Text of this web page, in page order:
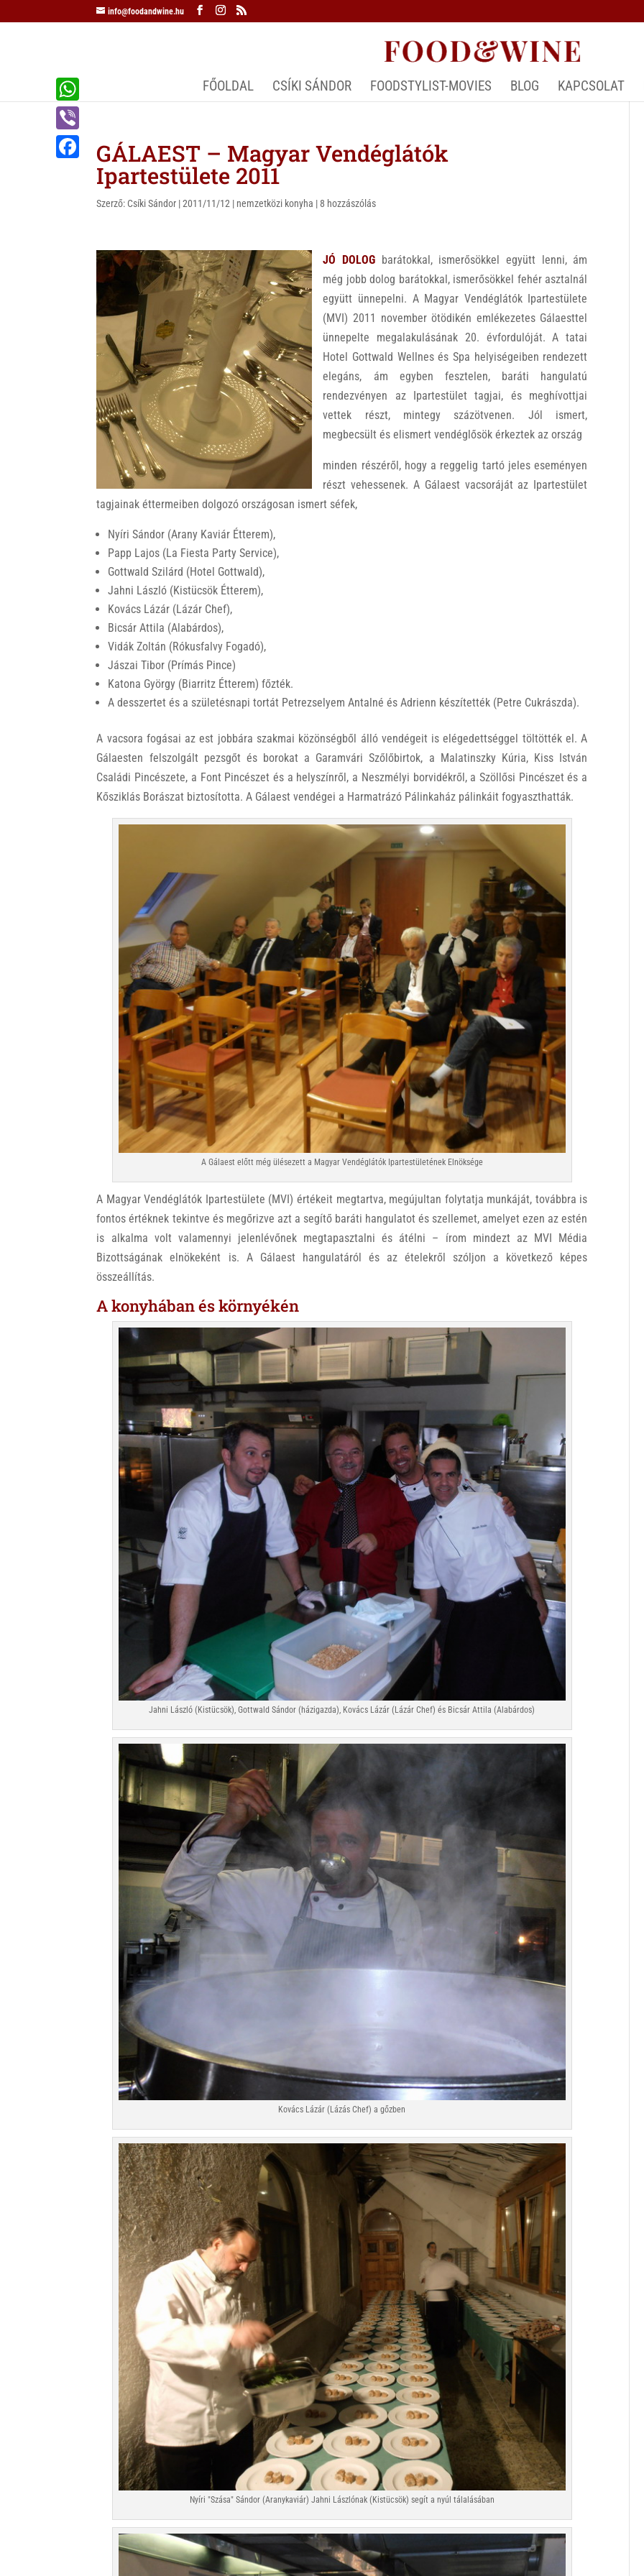
info@foodandwine.hu
FŐOLDAL CSÍKI SÁNDOR FOODSTYLIST-MOVIES BLOG KAPCSOLAT
GÁLAEST – Magyar Vendéglátók
Ipartestülete 2011
Szerző: Csíki Sándor |2011/11/12 | nemzetközi konyha |8 hozzászólás
JÓ DOLOG barátokkal, ismerősökkel együtt lenni, ám
még jobb dolog barátokkal, ismerősökkel fehér asztalnál
együtt ünnepelni. A Magyar Vendéglátók Ipartestülete
(MVI) 2011 november ötödikén emlékezetes Gálaesttel
ünnepelte megalakulásának 20. évfordulóját. A tatai
Hotel Gottwald Wellnes és Spa helyiségeiben rendezett
elegáns, ám egyben fesztelen, baráti hangulatú
rendezvényen az Ipartestület tagjai, és meghívottjai
vettek részt, mintegy százötvenen. Jól ismert,
megbecsült és elismert vendéglősök érkeztek az ország
minden részéről, hogy a reggelig tartó jeles eseményen
részt vehessenek. A Gálaest vacsoráját az Ipartestület
tagjainak éttermeiben dolgozó országosan ismert séfek,
Nyíri Sándor (Arany Kaviár Étterem),
Papp Lajos (La Fiesta Party Service),
Gottwald Szilárd (Hotel Gottwald),
Jahni László (Kistücsök Étterem),
Kovács Lázár (Lázár Chef),
Bicsár Attila (Alabárdos),
Vidák Zoltán (Rókusfalvy Fogadó),
Jászai Tibor (Prímás Pince)
Katona György (Biarritz Étterem) főzték.
A desszertet és a születésnapi tortát Petrezselyem Antalné és Adrienn készítették (Petre Cukrászda).
A vacsora fogásai az est jobbára szakmai közönségből álló vendégeit is elégedettséggel töltötték el. A
Gálaesten felszolgált pezsgőt és borokat a Garamvári Szőlőbirtok, a Malatinszky Kúria, Kiss István
Családi Pincészete, a Font Pincészet és a helyszínről, a Neszmélyi borvidékről, a Szöllősi Pincészet és a
Kősziklás Borászat biztosította. A Gálaest vendégei a Harmatrázó Pálinkaház pálinkáit fogyaszthatták.
A Gálaest előtt még ülésezett a Magyar Vendéglátók Ipartestületének Elnöksége
A Magyar Vendéglátók Ipartestülete (MVI) értékeit megtartva, megújultan folytatja munkáját, továbbra is
fontos értéknek tekintve és megőrizve azt a segítő baráti hangulatot és szellemet, amelyet ezen az estén
is alkalma volt valamennyi jelenlévőnek megtapasztalni és átélni – írom mindezt az MVI Média
Bizottságának elnökeként is. A Gálaest hangulatáról és az ételekről szóljon a következő képes
összeállítás.
A konyhában és környékén
Jahni László (Kistücsök), Gottwald Sándor (házigazda), Kovács Lázár (Lázár Chef) és Bicsár Attila (Alabárdos)
Kovács Lázár (Lázás Chef) a gőzben
Nyíri "Szása" Sándor (Aranykaviár) Jahni Lászlónak (Kistücsök) segít a nyúl tálalásában
W
h
a
V